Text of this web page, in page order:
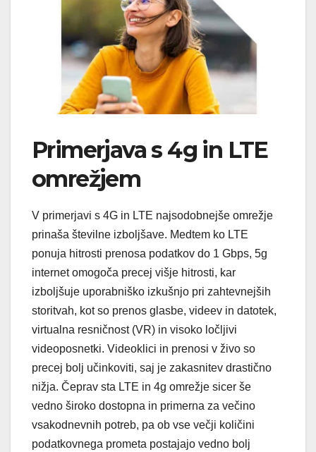
Primerjava s 4g in LTE
omrežjem
V primerjavi s 4G in LTE najsodobnejše omrežje
prinaša številne izboljšave. Medtem ko LTE
ponuja hitrosti prenosa podatkov do 1 Gbps, 5g
internet omogoča precej višje hitrosti, kar
izboljšuje uporabniško izkušnjo pri zahtevnejših
storitvah, kot so prenos glasbe, videev in datotek,
virtualna resničnost (VR) in visoko ločljivi
videoposnetki. Videoklici in prenosi v živo so
precej bolj učinkoviti, saj je zakasnitev drastično
nižja. Čeprav sta LTE in 4g omrežje sicer še
vedno široko dostopna in primerna za večino
vsakodnevnih potreb, pa ob vse večji količini
podatkovnega prometa postajajo vedno bolj